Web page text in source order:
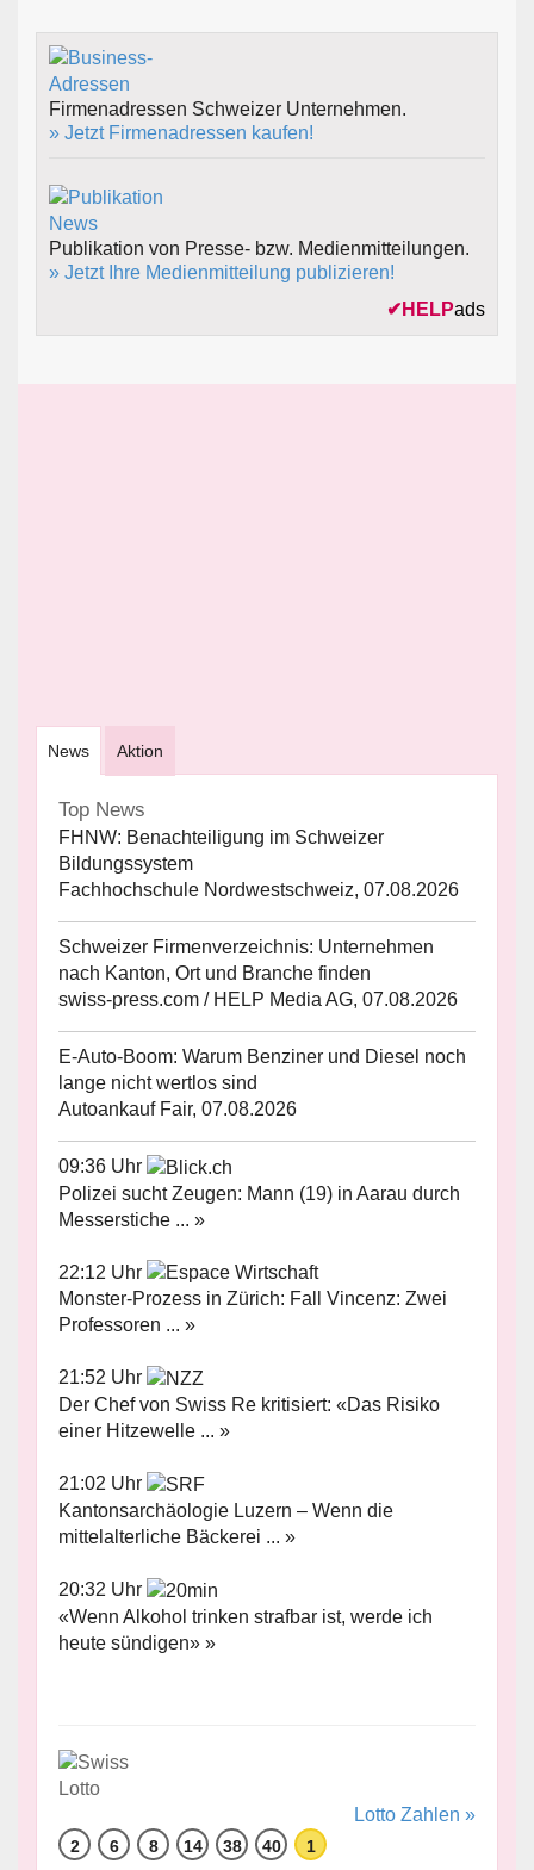
Firmenadressen Schweizer Unternehmen.
» Jetzt Firmenadressen kaufen!
Publikation von Presse- bzw. Medienmitteilungen.
» Jetzt Ihre Medienmitteilung publizieren!
✔ HELPads
News Aktion
Top News
FHNW: Benachteiligung im Schweizer
Bildungssystem
Fachhochschule Nordwestschweiz, 07.08.2026
Schweizer Firmenverzeichnis: Unternehmen
nach Kanton, Ort und Branche finden
swiss-press.com / HELP Media AG, 07.08.2026
E-Auto-Boom: Warum Benziner und Diesel noch
lange nicht wertlos sind
Autoankauf Fair, 07.08.2026
09:36 Uhr
Polizei sucht Zeugen: Mann (19) in Aarau durch
Messerstiche ... »
22:12 Uhr
Monster-Prozess in Zürich: Fall Vincenz: Zwei
Professoren ... »
21:52 Uhr
Der Chef von Swiss Re kritisiert: «Das Risiko
einer Hitzewelle ... »
21:02 Uhr
Kantonsarchäologie Luzern – Wenn die
mittelalterliche Bäckerei ... »
20:32 Uhr
«Wenn Alkohol trinken strafbar ist, werde ich
heute sündigen» »
Lotto Zahlen »
2 6 8 14 38 40 1